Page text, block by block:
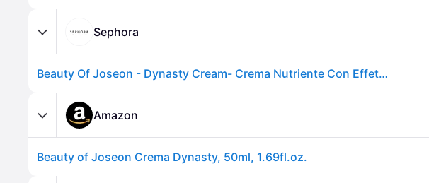
Sephora
Beauty Of Joseon - Dynasty Cream- Crema Nutriente Con Effetti Anti-età - dynasty Cream - Donna
Amazon
Beauty of Joseon Crema Dynasty, 50ml, 1.69fl.oz.